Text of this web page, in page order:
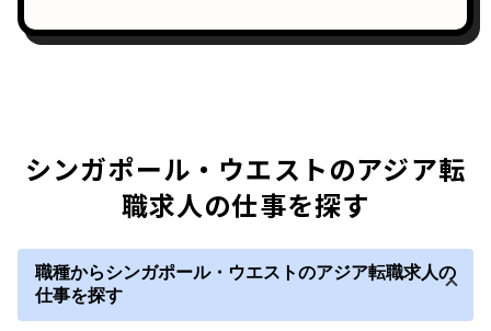
シンガポール・ウエストのアジア転
職求人の仕事を探す
職種からシンガポール・ウエストのアジア転職求人の
仕事を探す